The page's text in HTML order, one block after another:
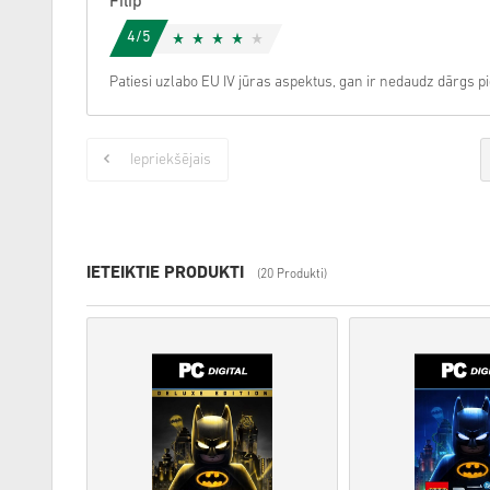
4/5
Patiesi uzlabo EU IV jūras aspektus, gan ir nedaudz dārgs
Iepriekšējais
IETEIKTIE PRODUKTI (20 Produkti)